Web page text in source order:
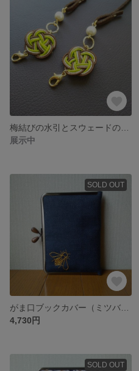
展示中
SOLD OUT
4,730円
SOLD OUT